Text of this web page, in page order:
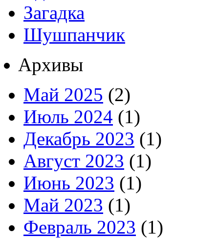
Загадка
Шушпанчик
Архивы
Май 2025 (2)
Июль 2024 (1)
Декабрь 2023 (1)
Август 2023 (1)
Июнь 2023 (1)
Май 2023 (1)
Февраль 2023 (1)